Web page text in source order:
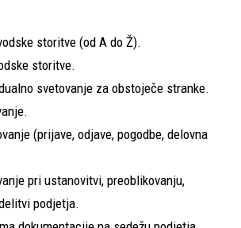
storitve (od A do Ž).
storitve.
svetovanje za obstoječe stranke.
(prijave, odjave, pogodbe, delovna
pri ustanovitvi, preoblikovanju,
podjetja.